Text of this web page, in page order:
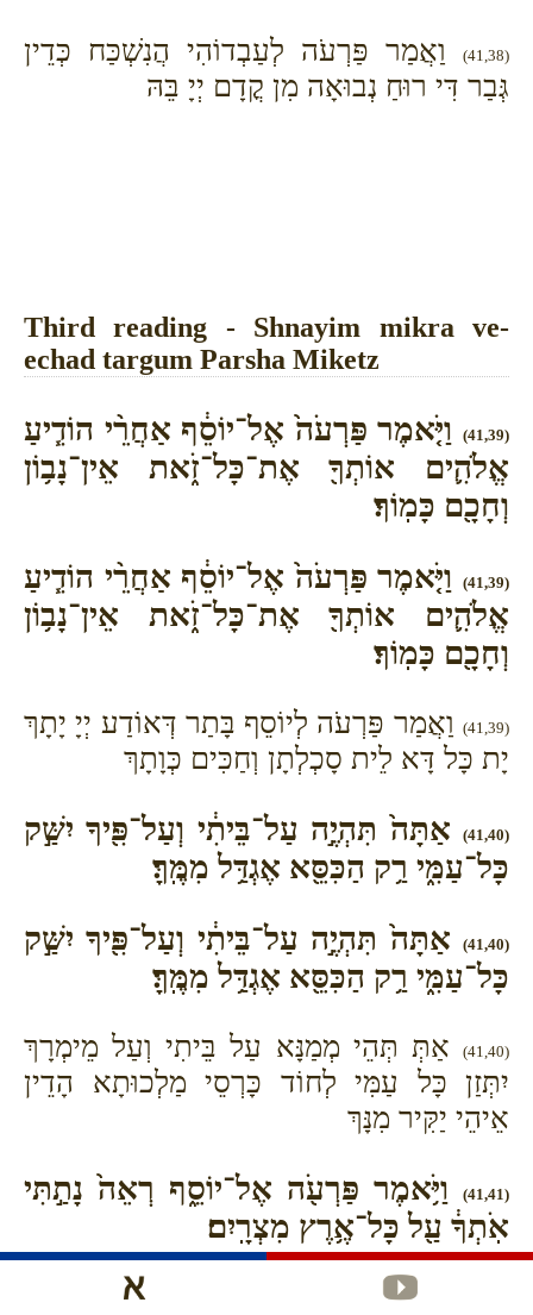
(41,38)
וַאֲמַר פַּרְעֹה לְעַבְדוֹהִי הֲנִשְׁכַּח כְּדֵין
גְּבַר דִּי רוּחַ נְבוּאָה מִן קֳדָם יְיָ בֵּהּ
Third reading - Shnayim mikra ve-
echad targum Parsha Miketz
(41,39)
וַיֹּ֤אמֶר פַּרְעֹה֙ אֶל־יוֹסֵ֔ף אַחֲרֵ֨י הוֹדִ֧יעַ
אֱלֹהִ֛ים אוֹתְךָ֖ אֶת־כָּל־זֹ֑את אֵין־נָב֥וֹן
וְחָכָ֖ם כָּמֽוֹךָ׃
(41,39)
וַיֹּ֤אמֶר פַּרְעֹה֙ אֶל־יוֹסֵ֔ף אַחֲרֵ֨י הוֹדִ֧יעַ
אֱלֹהִ֛ים אוֹתְךָ֖ אֶת־כָּל־זֹ֑את אֵין־נָב֥וֹן
וְחָכָ֖ם כָּמֽוֹךָ׃
(41,39)
וַאֲמַר פַּרְעֹה לְיוֹסֵף בָּתַר דְּאוֹדַע יְיָ יָתָךְ
יָת כָּל דָּא לֵית סָכְלְתָן וְחַכִּים כְּוָתָךְ
(41,40)
אַתָּה֙ תִּהְיֶ֣ה עַל־בֵּיתִ֔י וְעַל־פִּ֖יךָ יִשַּׁ֣ק
כָּל־עַמִּ֑י רַ֥ק הַכִּסֵּ֖א אֶגְדַּ֥ל מִמֶּֽךָּ׃
(41,40)
אַתָּה֙ תִּהְיֶ֣ה עַל־בֵּיתִ֔י וְעַל־פִּ֖יךָ יִשַּׁ֣ק
כָּל־עַמִּ֑י רַ֥ק הַכִּסֵּ֖א אֶגְדַּ֥ל מִמֶּֽךָּ׃
(41,40)
אַתְּ תְּהֵי מְמַנָּא עַל בֵּיתִי וְעַל מֵימְרָךְ
יִתְּזַן כָּל עַמִּי לְחוֹד כָּרְסֵי מַלְכוּתָא הָדֵין
אֵיהֵי יַקִּיר מִנָּךְ
(41,41)
וַיֹּ֥אמֶר פַּרְעֹ֖ה אֶל־יוֹסֵ֑ף רְאֵה֙ נָתַ֣תִּי
אֹֽתְךָ֔ עַ֖ל כָּל־אֶ֥רֶץ מִצְרָֽיִם׃
וַיֹּ֥אמֶר פַּרְעֹ֖ה אֶל־יוֹסֵ֑ף רְאֵה֙ נָתַ֣תִּי